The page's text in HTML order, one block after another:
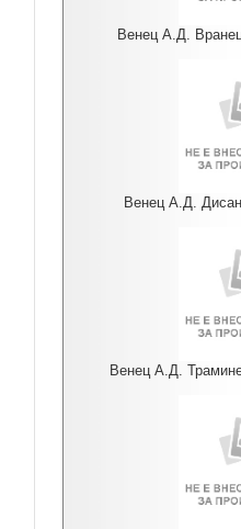
Венец А.Д.
Венец А.Д.
Венец А.Д.